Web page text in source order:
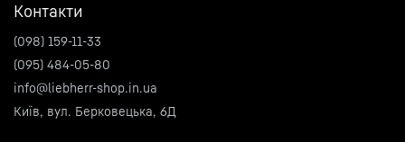
Контакти
(098) 159-11-33
(095) 484-05-80
info@liebherr-shop.in.ua
Київ, вул. Берковецька, 6Д